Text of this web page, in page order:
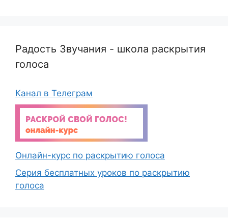
Радость Звучания - школа раскрытия
голоса
Канал в Телеграм
Онлайн-курс по раскрытию голоса
Серия бесплатных уроков по раскрытию
голоса